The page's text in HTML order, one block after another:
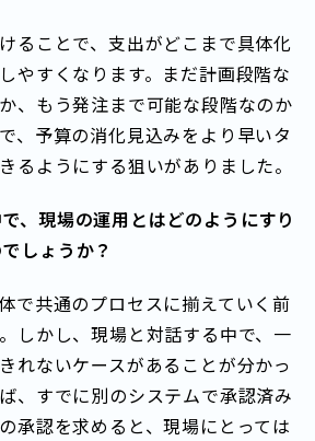
ることで、支出がどこまで具体化
やすくなります。まだ計画段階な
、もう発注まで可能な段階なのか
、予算の消化見込みをより早いタ
るようにする狙いがありました。
、現場の運用とはどのようにすり
しょうか？
で共通のプロセスに揃えていく前
しかし、現場と対話する中で、一
れないケースがあることが分かっ
、すでに別のシステムで承認済み
承認を求めると、現場にとっては